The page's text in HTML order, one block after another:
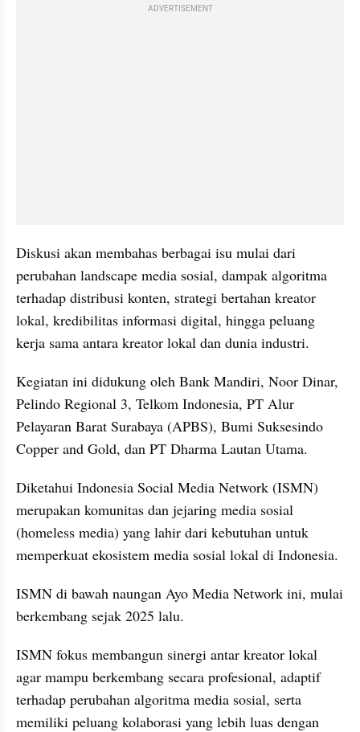
ADVERTISEMENT
Diskusi akan membahas berbagai isu mulai dari
perubahan landscape media sosial, dampak algoritma
terhadap distribusi konten, strategi bertahan kreator
lokal, kredibilitas informasi digital, hingga peluang
kerja sama antara kreator lokal dan dunia industri.
Kegiatan ini didukung oleh Bank Mandiri, Noor Dinar,
Pelindo Regional 3, Telkom Indonesia, PT Alur
Pelayaran Barat Surabaya (APBS), Bumi Suksesindo
Copper and Gold, dan PT Dharma Lautan Utama.
Diketahui Indonesia Social Media Network (ISMN)
merupakan komunitas dan jejaring media sosial
(homeless media) yang lahir dari kebutuhan untuk
memperkuat ekosistem media sosial lokal di Indonesia.
ISMN di bawah naungan Ayo Media Network ini, mulai
berkembang sejak 2025 lalu.
ISMN fokus membangun sinergi antar kreator lokal
agar mampu berkembang secara profesional, adaptif
terhadap perubahan algoritma media sosial, serta
memiliki peluang kolaborasi yang lebih luas dengan